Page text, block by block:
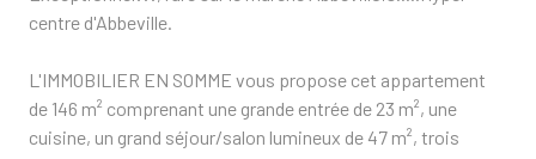
centre d'Abbeville.
L'IMMOBILIER EN SOMME vous propose cet appartement
de 146 m² comprenant une grande entrée de 23 m², une
cuisine, un grand séjour/salon lumineux de 47 m², trois